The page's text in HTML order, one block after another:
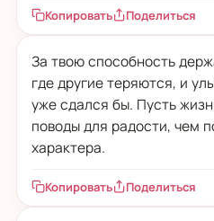
Копировать Поделиться
За твою способность
где другие теряются, и
уже сдался бы. Пусть
поводы для радости, чем
характера.
Копировать Поделиться